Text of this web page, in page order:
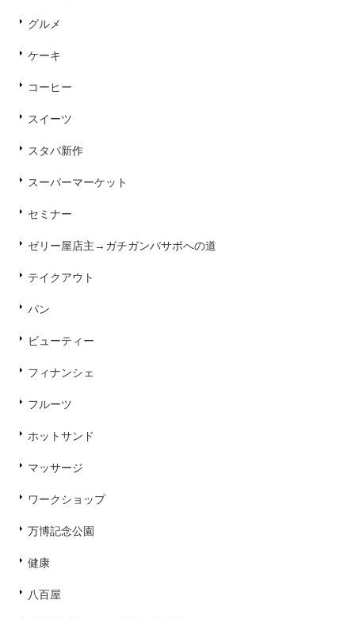
グルメ
ケーキ
コーヒー
スイーツ
スタバ新作
スーパーマーケット
セミナー
ゼリー屋店主→ガチガンバサポへの道
テイクアウト
パン
ビューティー
フィナンシェ
フルーツ
ホットサンド
マッサージ
ワークショップ
万博記念公園
健康
八百屋